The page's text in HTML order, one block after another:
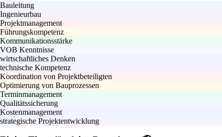
Bauleitung
Ingenieurbau
Projektmanagement
Führungskompetenz
Kommunikationsstärke
VOB Kenntnisse
wirtschaftliches Denken
technische Kompetenz
Koordination von Projektbeteiligten
Optimierung von Bauprozessen
Terminmanagement
Qualitätssicherung
Kostenmanagement
strategische Projektentwicklung